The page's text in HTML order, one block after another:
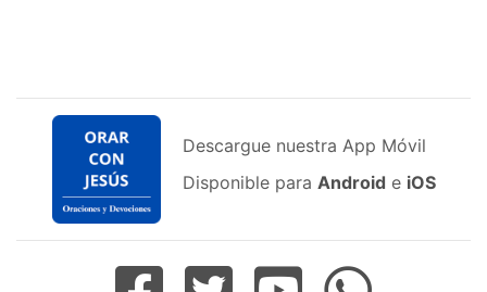
Descargue nuestra App Móvil
Disponible para Android e iOS